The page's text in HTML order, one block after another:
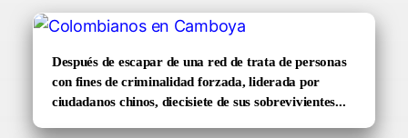
Después de escapar de una red de trata de personas
con fines de criminalidad forzada, liderada por
ciudadanos chinos, diecisiete de sus sobrevivientes...